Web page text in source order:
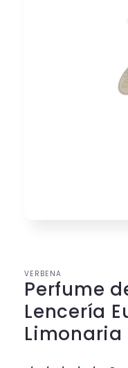
una
ventana
modal
VERBENA
Perfume
Lencería
Limonaria